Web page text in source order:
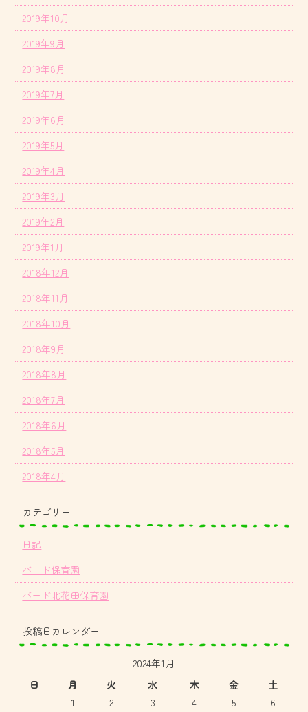
2019年10月
2019年9月
2019年8月
2019年7月
2019年6月
2019年5月
2019年4月
2019年3月
2019年2月
2019年1月
2018年12月
2018年11月
2018年10月
2018年9月
2018年8月
2018年7月
2018年6月
2018年5月
2018年4月
カテゴリー
日記
バード保育園
バード北花田保育園
投稿日カレンダー
2024年1月
日
月 火 水 木 金
土
1
2 3 4 5 6